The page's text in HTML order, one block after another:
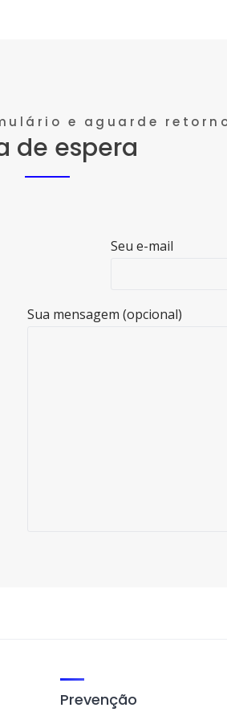
e aguarde
de espera
Seu e-mail
Sua mensagem (opcional)
Prevenção